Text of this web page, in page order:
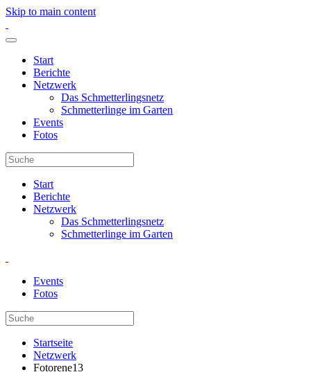
Skip to main content
Start
Berichte
Netzwerk
Das Schmetterlingsnetz
Schmetterlinge im Garten
Events
Fotos
Start
Berichte
Netzwerk
Das Schmetterlingsnetz
Schmetterlinge im Garten
Events
Fotos
Startseite
Netzwerk
Fotorene13